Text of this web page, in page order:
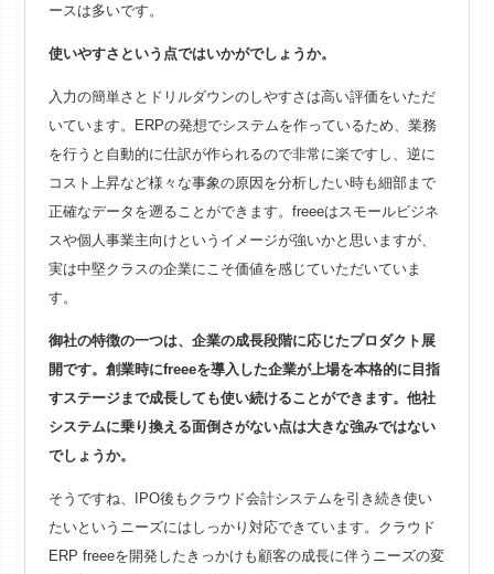
ースは多いです。
使いやすさという点ではいかがでしょうか。
入力の簡単さとドリルダウンのしやすさは高い評価をいただ
いています。ERPの発想でシステムを作っているため、業務
を行うと自動的に仕訳が作られるので非常に楽ですし、逆に
コスト上昇など様々な事象の原因を分析したい時も細部まで
正確なデータを遡ることができます。freeeはスモールビジネ
スや個人事業主向けというイメージが強いかと思いますが、
実は中堅クラスの企業にこそ価値を感じていただいていま
す。
御社の特徴の一つは、企業の成長段階に応じたプロダクト展
開です。創業時にfreeeを導入した企業が上場を本格的に目指
すステージまで成長しても使い続けることができます。他社
システムに乗り換える面倒さがない点は大きな強みではない
でしょうか。
そうですね、IPO後もクラウド会計システムを引き続き使い
たいというニーズにはしっかり対応できています。クラウド
ERP freeeを開発したきっかけも顧客の成長に伴うニーズの変